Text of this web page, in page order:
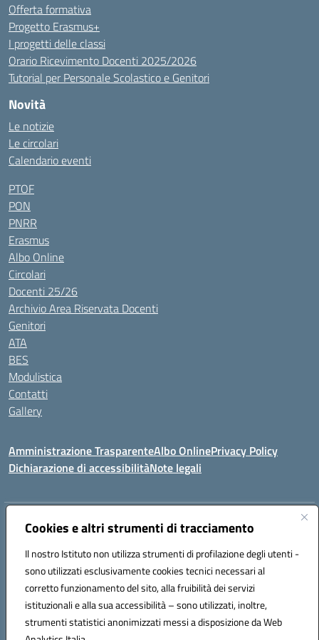
Cookies e altri strumenti di tracciamento
Il nostro Istituto non utilizza strumenti di profilazione degli utenti -
sono utilizzati esclusivamente cookies tecnici necessari al
corretto funzionamento del sito, alla fruibilità dei servizi
istituzionali e alla sua accessibilità – sono utilizzati, inoltre,
strumenti statistici anonimizzati messi a disposizione da Web
Offerta formativa
Progetto Erasmus+
I progetti delle classi
Orario Ricevimento Docenti 2025/2026
Tutorial per Personale Scolastico e Genitori
Novità
Le notizie
Le circolari
Calendario eventi
PTOF
PON
PNRR
Erasmus
Albo Online
Circolari
Docenti 25/26
Archivio Area Riservata Docenti
Genitori
ATA
BES
Modulistica
Contatti
Gallery
Amministrazione TrasparenteAlbo OnlinePrivacy Policy
Dichiarazione di accessibilitàNote legali
Indirizzo:Via Coniugi Crigna – Cap. 89861 – Tropea (VV)
Posta elettronica certificata (PEC):vvic82200d@pec.istruzione.it
Codice fiscale: 96012410799
Codice meccanografico:VVIC82200D
Codice Indice delle Pubbliche Amministrazioni (IPA): istsc_vvic82200d
Codice unico di fatturazione (CUF): UFUKAE